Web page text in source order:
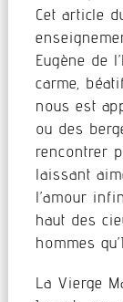
Cet article
Eugène de
carme,
nous est
ou des
rencontrer
laissant
l’amour
haut des
hommes
La Vierge